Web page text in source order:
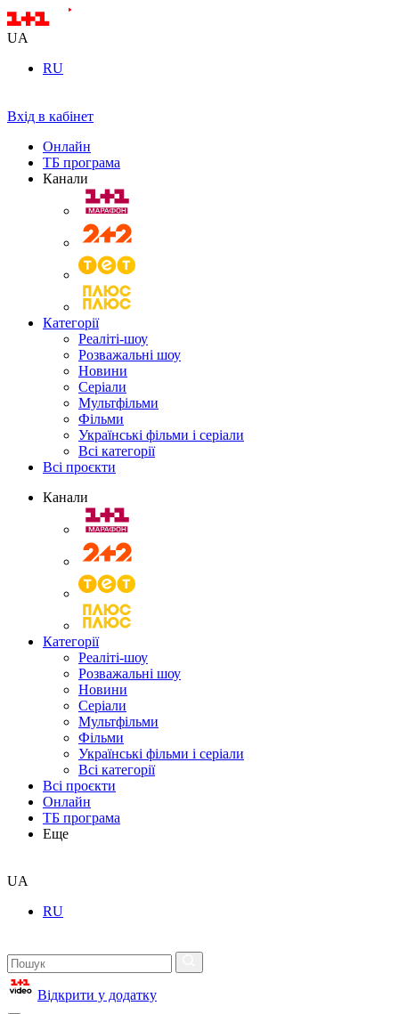
UA
RU
Вхід в кабінет
Онлайн
ТБ програма
Канали
Категорії
Реаліті-шоу
Розважальні шоу
Новини
Серіали
Мультфільми
Фільми
Українські фільми і серіали
Всі категорії
Всі проєкти
Канали
Категорії
Реаліті-шоу
Розважальні шоу
Новини
Серіали
Мультфільми
Фільми
Українські фільми і серіали
Всі категорії
Всі проєкти
Онлайн
ТБ програма
Еще
UA
RU
Відкрити у додатку